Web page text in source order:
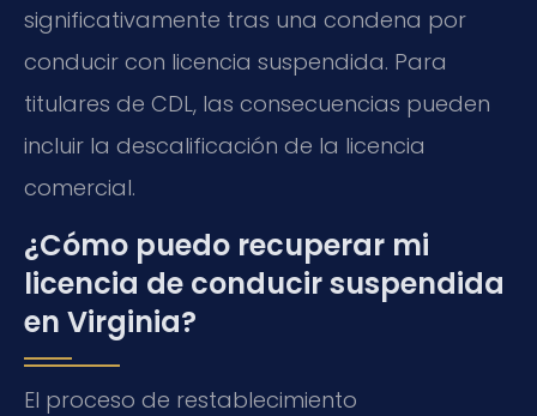
significativamente tras una condena por
conducir con licencia suspendida. Para
titulares de CDL, las consecuencias pueden
incluir la descalificación de la licencia
comercial.
¿Cómo puedo recuperar mi
licencia de conducir suspendida
en Virginia?
El proceso de restablecimiento